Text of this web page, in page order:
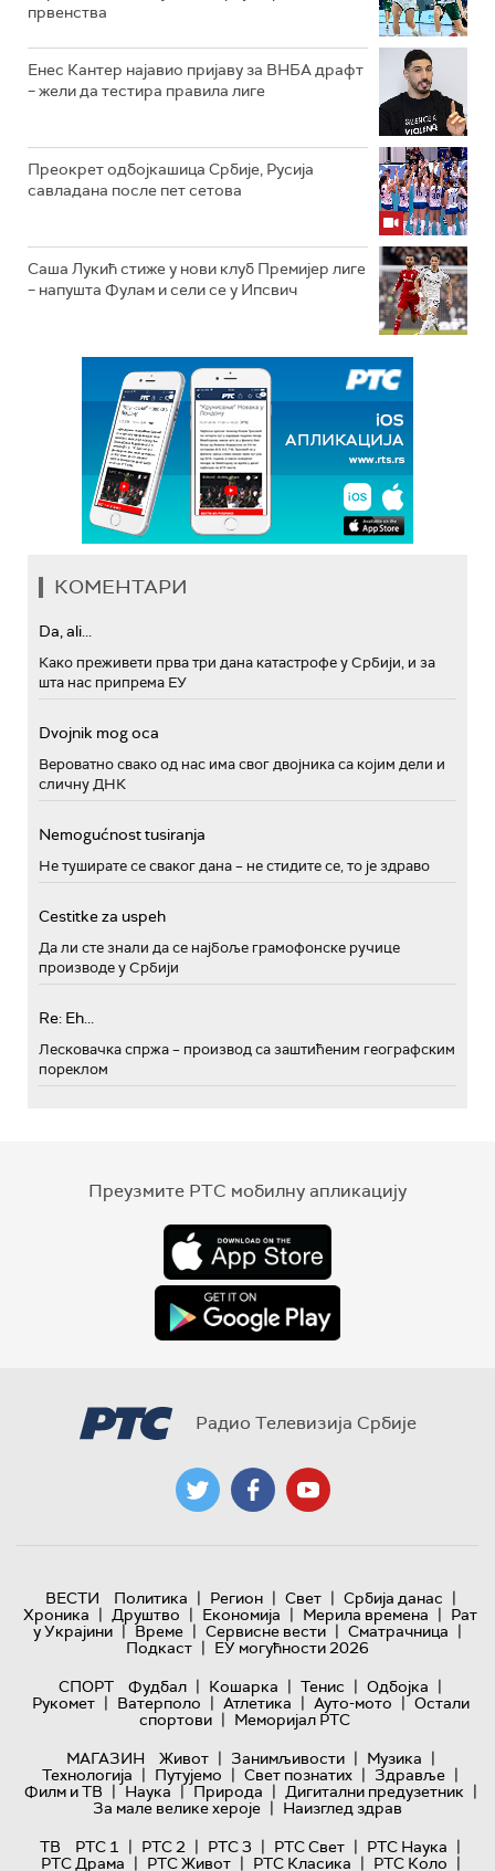
првенства
Енес Кантер најавио пријаву за ВНБА драфт
– жели да тестира правила лиге
Преокрет одбојкашица Србије, Русија
савладана после пет сетова
Саша Лукић стиже у нови клуб Премијер лиге
– напушта Фулам и сели се у Ипсвич
КОМЕНТАРИ
Da, ali...
Како преживети прва три дана катастрофе у Србији, и за
шта нас припрема ЕУ
Dvojnik mog oca
Вероватно свако од нас има свог двојника са којим дели и
сличну ДНК
Nemogućnost tusiranja
Не туширате се сваког дана – не стидите се, то је здраво
Cestitke za uspeh
Да ли сте знали да се најбоље грамофонске ручице
производе у Србији
Re: Eh...
Лесковачка спржа – производ са заштићеним географским
пореклом
Преузмите РТС мобилну апликацију
Радио Телевизија Србије
ВЕСТИ Политика | Регион | Свет | Србија данас |
Хроника | Друштво | Економија | Мерила времена | Рат
у Украјини | Време | Сервисне вести | Сматрачница |
Подкаст | ЕУ могућности 2026
СПОРТ
Фудбал | Кошарка | Тенис | Одбојка |
Рукомет | Ватерполо | Атлетика | Ауто-мото | Остали
спортови | Меморијал РТС
МАГАЗИН
Живот | Занимљивости | Музика |
Технологијa | Путујемо | Свет познатих | Здравље |
Филм и ТВ | Наука | Природа | Дигитални предузетник |
За мале велике хероје | Наизглед здрав
ТВ
РТС 1 | РТС 2 | РТС 3 | РТС Свет | РТС Наука |
РТС Драма | РТС Живот | РТС Класика | РТС Коло |